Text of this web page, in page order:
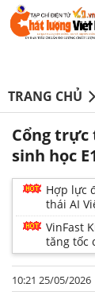
TRANG CHỦ
Cổng trực
sinh học
Hợp lực
thái AI
VinFast
tăng tốc
10:21 25/05/2026